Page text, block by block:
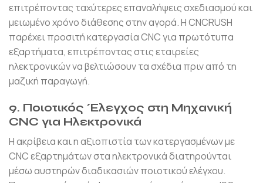
επιτρέποντας ταχύτερες επαναλήψεις σχεδιασμού και
μειωμένο χρόνο διάθεσης στην αγορά. Η CNCRUSH
παρέχει προσιτή κατεργασία CNC για πρωτότυπα
εξαρτήματα, επιτρέποντας στις εταιρείες
ηλεκτρονικών να βελτιώσουν τα σχέδια πριν από τη
μαζική παραγωγή.
9. Ποιοτικός Έλεγχος στη Μηχανική
CNC για Ηλεκτρονικά
Η ακρίβεια και η αξιοπιστία των κατεργασμένων με
CNC εξαρτημάτων στα ηλεκτρονικά διατηρούνται
μέσω αυστηρών διαδικασιών ποιοτικού ελέγχου.